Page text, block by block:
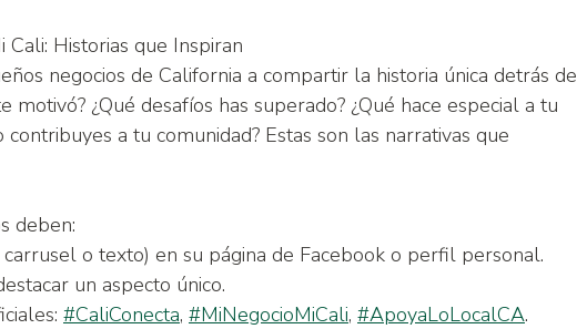
Cali: Historias que Inspiran
negocios de California a compartir la historia única detrás de
motivó? ¿Qué desafíos has superado? ¿Qué hace especial a tu
contribuyes a tu comunidad? Estas son las narrativas que
deben:
carrusel o texto) en su página de Facebook o perfil personal.
destacar un aspecto único.
#CaliConecta, #MiNegocioMiCali, #ApoyaLoLocalCA.